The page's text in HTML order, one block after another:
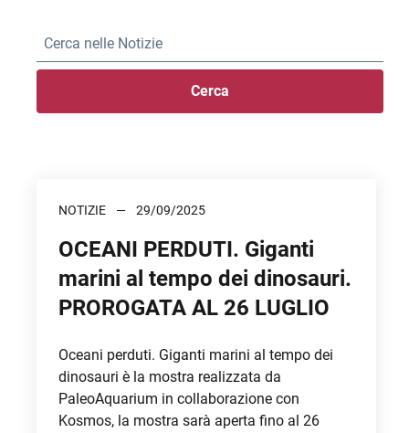
Cerca
NOTIZIE 29/09/2025
OCEANI PERDUTI. Giganti
marini al tempo dei dinosauri.
PROROGATA AL 26 LUGLIO
Oceani perduti. Giganti marini al tempo dei
dinosauri è la mostra realizzata da
PaleoAquarium in collaborazione con
Kosmos, la mostra sarà aperta fino al 26